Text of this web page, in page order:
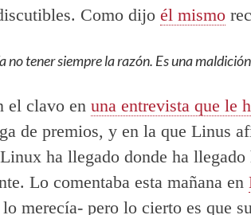
Como dijo él mismo
no tener siempre la razón. Es una
el clavo en una entrevista que le
de premios, y en la que Linus
ha llegado donde ha llegado
Lo comentaba esta mañana en
merecía- pero lo cierto es que